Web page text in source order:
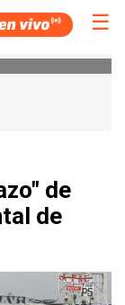
☰
de
de